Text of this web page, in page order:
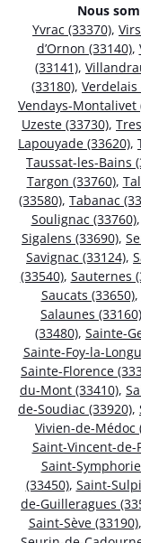
Nous
Yvrac (33370),
d’Ornon (33140),
(33141),
(33180), Verdelais
Vendays-Montalivet
Uzeste (33730),
Lapouyade (33620),
Taussat-les-Bains
Targon (33760),
(33580), Tabanac
Soulignac (33760),
Sigalens (33690),
Savignac (33124),
(33540), Sauternes
Saucats (33650),
Salaunes (33160)
(33480), Sainte-
Sainte-Foy-la-
Sainte-Florence
du-Mont (33410),
de-Soudiac (33920),
Vivien-de-Médoc
Saint-Vincent-de-
Saint-
(33450), Saint-
de-Guilleragues
Saint-Sève (33190),